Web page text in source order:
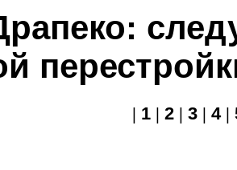
| 1 | 2 | 3 | 4 |